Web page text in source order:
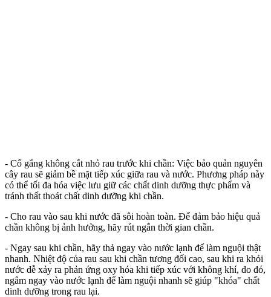
- Cố gắng không cắt nhỏ rau trước khi chần: Việc bảo quản nguyên
cây rau sẽ giảm bề mặt tiếp xúc giữa rau và nước. Phương pháp này
có thể tối đa hóa việc lưu giữ các chất dinh dưỡng thực phẩm và
tránh thất thoát chất dinh dưỡng khi chần.
- Cho rau vào sau khi nước đã sôi hoàn toàn. Để đảm bảo hiệu quả
chần không bị ảnh hưởng, hãy rút ngắn thời gian chần.
- Ngay sau khi chần, hãy thả ngay vào nước lạnh để làm nguội thật
nhanh. Nhiệt độ của rau sau khi chần tương đối cao, sau khi ra khỏi
nước dễ xảy ra phản ứng oxy hóa khi tiếp xúc với không khí, do đó,
ngâm ngay vào nước lạnh để làm nguội nhanh sẽ giúp "khóa" chất
dinh dưỡng trong rau lại.